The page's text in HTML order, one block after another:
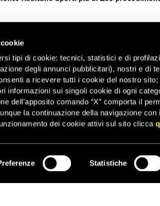
tipi di cookie: tecnici, statistici e di
degli annunci pubblicitari), nostri e di
a ricevere tutti i cookie del nostro
informazioni sui singoli cookie di ogni
dell'apposito comando “X” comporta il
la continuazione della navigazione
dei cookie attivi sul sito clicca
Statistiche
arrestate durante le manifestazioni
200 persone, si stava dirigendo dal
incriminato
armi e aggressione a pubblico ufficiale.
del diritto penale è chela responsabilità
sottoposta a procedimento giudiziario per il
Ma questo principio pare non valere
di Amnesty International, non c’è alcuna
di compiere atti di violenza. Arrivati di
oggetti tra cui pietre, bottiglie e fuochi
ha fornitoalcuna prova sulla
ISCRIVITI